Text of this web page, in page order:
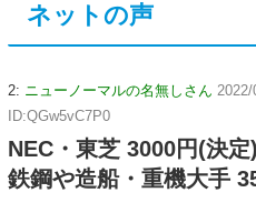
ネットの声
2: ニューノーマルの名無しさん
ID:QGw5vC7P0
NEC・東芝 3000円(決定)
鉄鋼や造船・重機大手